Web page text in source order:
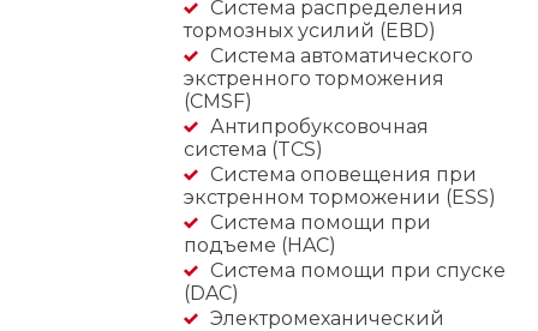
Система распределения
тормозных усилий (EBD)
Система автоматического
экстренного торможения
(CMSF)
Антипробуксовочная
система (TCS)
Система оповещения при
экстренном торможении (ESS)
Система помощи при
подъеме (HAC)
Система помощи при спуске
(DAC)
Электромеханический